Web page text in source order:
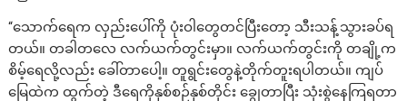
“သောက်ရေက လှည်းပေါ်ကို ပုံးဝါတွေတင်ပြီးတော့ သီးသန့်သွားခပ်ရ
တယ်။ တခါတလေ လက်ယက်တွင်းမှာ။ လက်ယက်တွင်းကို တချို့က
စိမ့်ရေလို့လည်း ခေါ်တာပေါ့။ တူရွင်းတွေနဲ့တိုက်တူးရပါတယ်။ ကျပ်
မြေထဲက ထွက်တဲ့ ဒီရေကိုနှစ်စဉ်နှစ်တိုင်း ချွေတာပြီး သုံးစွဲနေကြရတာ